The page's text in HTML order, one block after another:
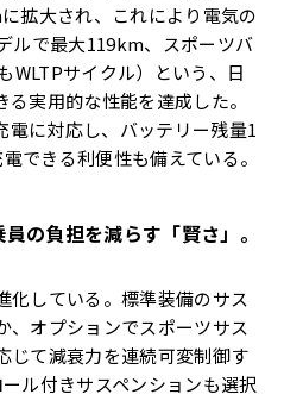
拡大され、これにより電気の
ルで最大119km、スポーツバ
WLTPサイクル）という、日
実用的な性能を達成した。
電に対応し、バッテリー残量1
できる利便性も備えている。
の負担を減らす「賢さ」。
化している。標準装備のサス
、オプションでスポーツサス
じて減衰力を連続可変制御す
ル付きサスペンションも選択